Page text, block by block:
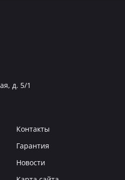
д. 5/1
Контакты
Гарантия
Новости